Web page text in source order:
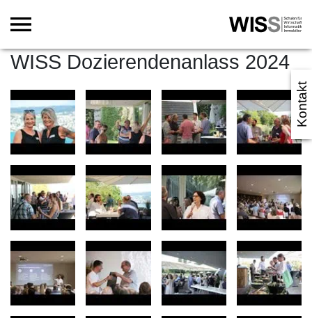
Kontakt
WISS Dozierendenanlass 2024